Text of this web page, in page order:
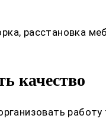
расстановка
качество